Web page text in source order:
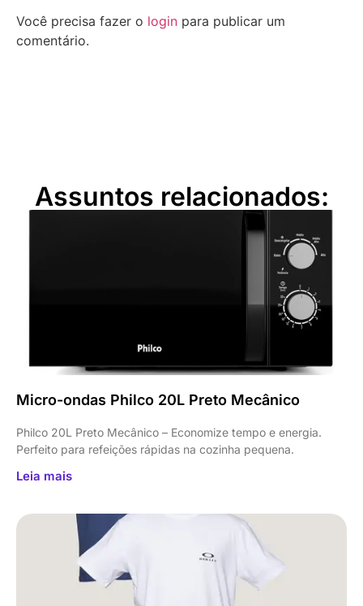
Você precisa fazer o login para publicar um
comentário.
Assuntos relacionados:
Micro-ondas Philco 20L Preto Mecânico
Philco 20L Preto Mecânico – Economize tempo e energia.
Perfeito para refeições rápidas na cozinha pequena.
Leia mais